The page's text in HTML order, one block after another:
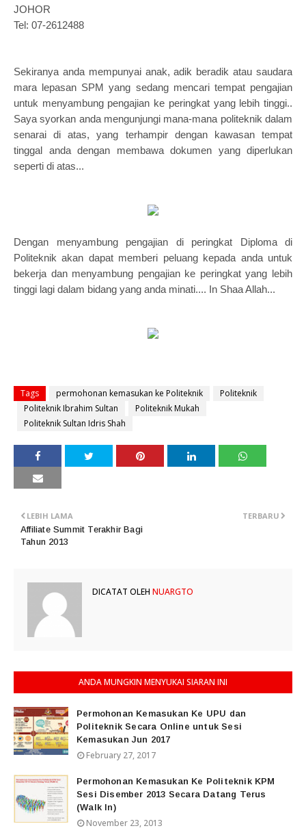
JOHOR
Tel: 07-2612488
Sekiranya anda mempunyai anak, adik beradik atau saudara
mara lepasan SPM yang sedang mencari tempat pengajian
untuk menyambung pengajian ke peringkat yang lebih tinggi..
Saya syorkan anda mengunjungi mana-mana politeknik dalam
senarai di atas, yang terhampir dengan kawasan tempat
tinggal anda dengan membawa dokumen yang diperlukan
seperti di atas...
Dengan menyambung pengajian di peringkat Diploma di
Politeknik akan dapat memberi peluang kepada anda untuk
bekerja dan menyambung pengajian ke peringkat yang lebih
tinggi lagi dalam bidang yang anda minati.... In Shaa Allah...
Tags permohonan kemasukan ke Politeknik
Politeknik
Politeknik Ibrahim Sultan
Politeknik Mukah
Politeknik Sultan Idris Shah
TERBARU
LEBIH LAMA
Affiliate Summit Terakhir Bagi
Tahun 2013
DICATAT OLEH NUARGTO
ANDA MUNGKIN MENYUKAI SIARAN INI
Permohonan Kemasukan Ke UPU dan
Politeknik Secara Online untuk Sesi
Kemasukan Jun 2017
February 27, 2017
Permohonan Kemasukan Ke Politeknik KPM
Sesi Disember 2013 Secara Datang Terus
(Walk In)
November 23, 2013